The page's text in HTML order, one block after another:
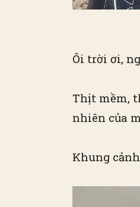
Ôi trời ơi,
Thịt mềm,
nhiên của
Khung